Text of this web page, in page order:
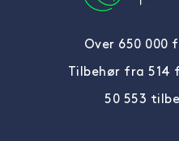
Over 650 000
Tilbehør fra 514
50 553